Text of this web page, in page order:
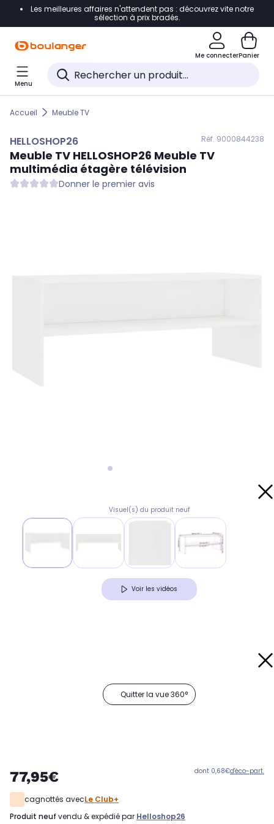
Accéder directement à la navigation
Accéder directement au pied de page
Accéder directement au chatbot
Les meilleures affaires n'attendent pas : découvrez vite notre
sélection à prix bradés.
Me connecterPanier
Menu
Accueil Meuble TV
HELLOSHOP26 Réf. 9000844238
Meuble TV HELLOSHOP26 Meuble TV
multimédia étagère télévision
Donner le premier avis
Visuel(s) du produit neuf
Voir les vidéos
Quitter la vue 360°
77,95€ dont 0,68€d'éco-part.
cagnottés avecLe Club+
produit neuf vendu & expédié par Helloshop26